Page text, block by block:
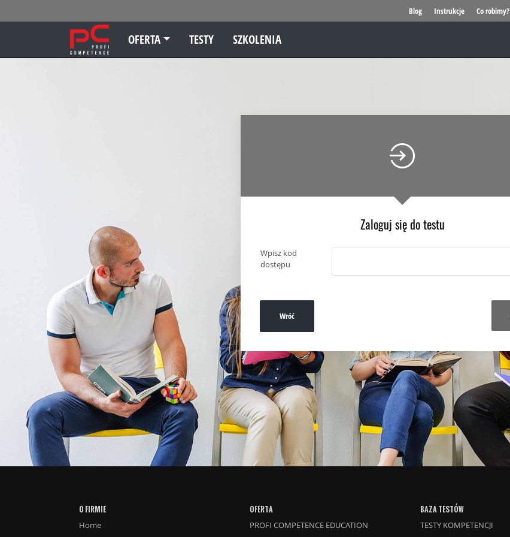
Blog Instrukcje Co robimy?
OFERTA TESTY SZKOLENIA
Zaloguj się do testu
Wpisz kod
dostępu
Wróć
O FIRMIE
Home
OFERTA
PROFI COMPETENCE EDUCATION
BAZA TESTÓW
TESTY KOMPETENCJI